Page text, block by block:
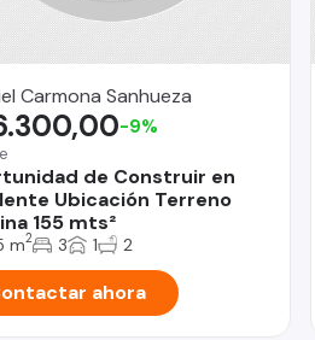
Carmona Sanhueza
de Construir en
Ubicación Terreno
155 mts²
-9%
m2 3 1 2
ahora